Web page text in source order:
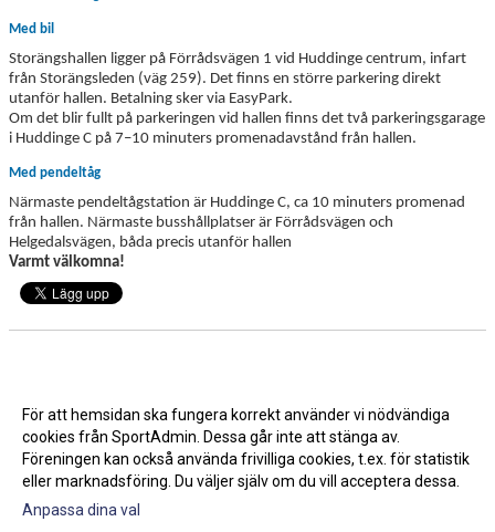
Med bil
Storängshallen ligger på Förrådsvägen 1 vid Huddinge centrum, infart
från Storängsleden (väg 259). Det finns en större parkering direkt
utanför hallen. Betalning sker via EasyPark.
Om det blir fullt på parkeringen vid hallen finns det två parkeringsgarage
i Huddinge C på 7–10 minuters promenadavstånd från hallen.
Med pendeltåg
Närmaste pendeltågstation är Huddinge C, ca 10 minuters promenad
från hallen. Närmaste busshållplatser är Förrådsvägen och
Helgedalsvägen, båda precis utanför hallen
Varmt välkomna!
Regionsmästerskap i Storängshallen mars 2026 2026-02-20
Regionsmästerskap i Storängshallen 2025-11-19 11:23
För att hemsidan ska fungera korrekt använder vi nödvändiga
cookies från SportAdmin. Dessa går inte att stänga av.
Föreningen kan också använda frivilliga cookies, t.ex. för statistik
eller marknadsföring. Du väljer själv om du vill acceptera dessa.
Anpassa dina val